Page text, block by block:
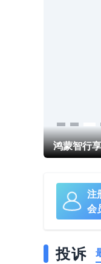
鸿蒙智行
注
会
投诉